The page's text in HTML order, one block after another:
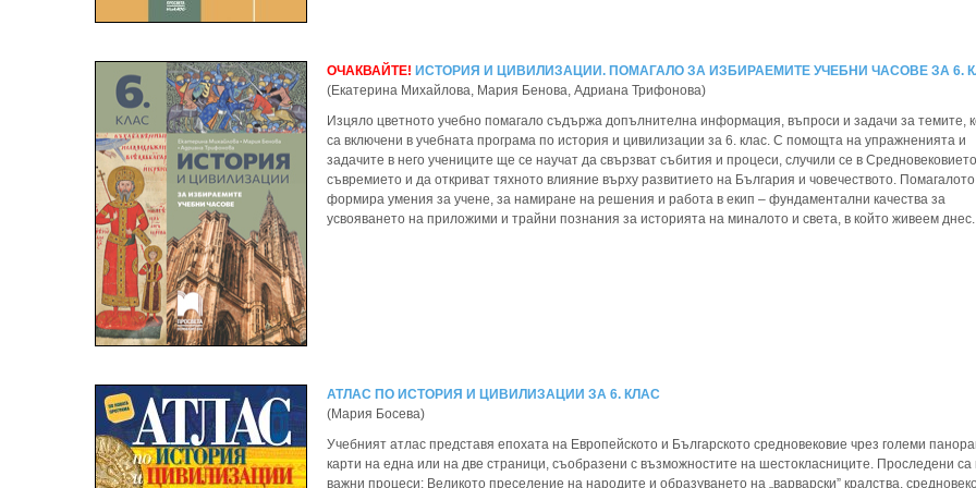
ОЧАКВАЙТЕ! ИСТОРИЯ И ЦИВИЛИЗАЦИИ. ПОМАГАЛО ЗА ИЗБИРАЕМИТЕ УЧЕБНИ ЧАСОВЕ ЗА 6.
(Екатерина Михайлова, Мария Бенова, Адриана Трифонова)
Изцяло цветното учебно помагало съдържа допълнителна информация, въпроси и задачи за темите,
са включени в учебната програма по история и цивилизации за 6. клас. С помощта на упражненията и
задачите в него учениците ще се научат да свързват събития и процеси, случили се в
съвремието и да откриват тяхното влияние върху развитието на България и човечеството. Помагалото
формира умения за учене, за намиране на решения и работа в екип – фундаментални качества за
усвояването на приложими и трайни познания за историята на миналото и света, в който живеем днес.
АТЛАС ПО ИСТОРИЯ И ЦИВИЛИЗАЦИИ ЗА 6. КЛАС
(Мария Босева)
Учебният атлас представя епохата на Европейското и Българското средновековие чрез големи
карти на една или на две страници, съобразени с възможностите на шестокласниците. Проследени са
важни процеси: Великото преселение на народите и образуването на „варварски” кралства,